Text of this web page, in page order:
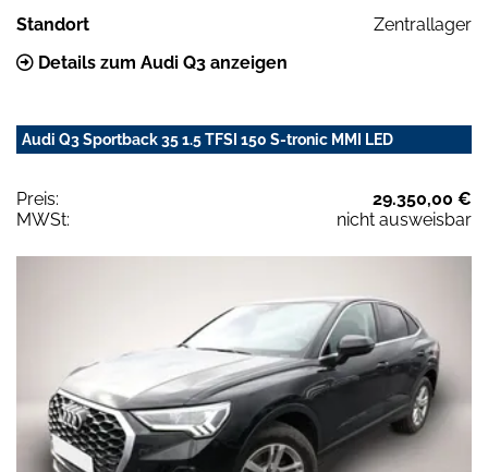
Standort
Zentrallager
Details zum Audi Q3 anzeigen
Audi Q3 Sportback 35 1.5 TFSI 150 S-tronic MMI LED
Preis:
29.350,00 €
MWSt:
nicht ausweisbar